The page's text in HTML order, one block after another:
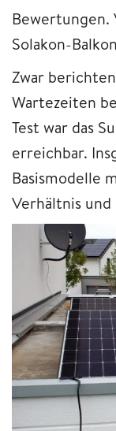
Bewertungen.
Solakon-
Zwar
Wartezeiten
Test war das
erreichbar.
Basismodelle
Verhältnis